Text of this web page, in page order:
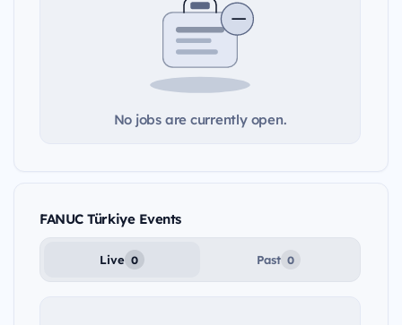
No jobs are currently open.
FANUC Türkiye Events
Live 0 Past 0